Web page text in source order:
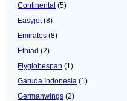
Continental (5)
Easyjet(8)
Emirates (8)
Ethiad (2)
Flyglobespan (1)
Garuda Indonesia (1)
Germanwings (2)